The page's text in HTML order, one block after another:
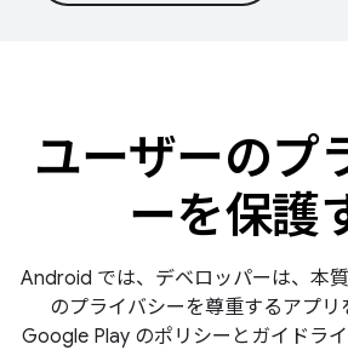
ユーザーのプ
ーを保護
Android では、デベロッパーは、本
のプライバシーを尊重するアプリ
Google Play のポリシーとガイドラ